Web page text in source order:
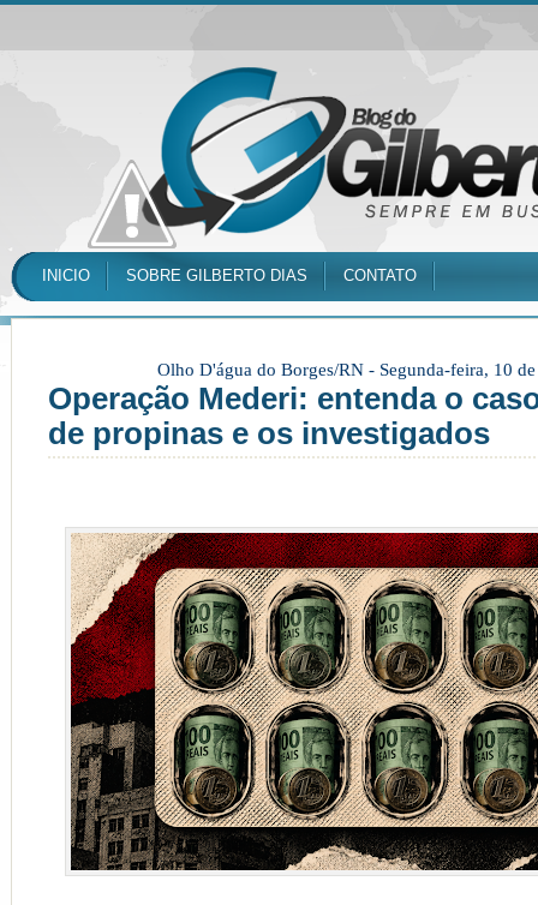
INICIO SOBRE GILBERTO DIAS CONTATO
Olho D'água do Borges/RN - Segunda-feira, 10
Operação Mederi: entenda o
de propinas e os investigados